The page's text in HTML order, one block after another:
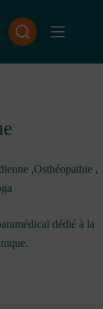
,Osthéopathie ,
dédié à la